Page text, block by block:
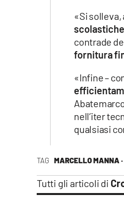
TAG MARCELLO MANNA ·
Tutti gli articoli di
«Si solleva,
contrade
fornitura
«Infine –
nell’iter
qualsiasi